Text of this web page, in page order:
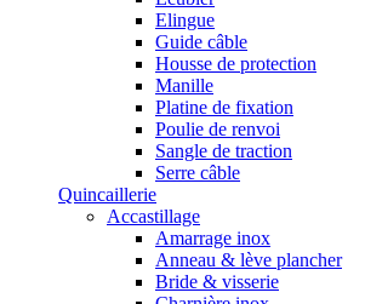
Elingue
Guide câble
Housse de protection
Manille
Platine de fixation
Poulie de renvoi
Sangle de traction
Serre câble
Quincaillerie
Accastillage
Amarrage inox
Anneau & lève plancher
Bride & visserie